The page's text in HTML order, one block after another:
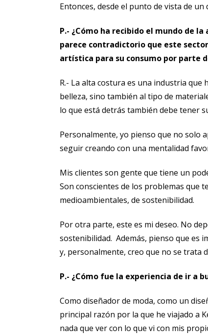
Entonces, desde el punto de vista de
P.- ¿Cómo ha recibido el mundo de
parece contradictorio que este
artística para su consumo por parte
R.- La alta costura es una industria
belleza, sino también al tipo de
lo que está detrás también debe tener
Personalmente, yo pienso que no solo
seguir creando con una mentalidad
Mis clientes son gente que tiene un
Son conscientes de los problemas que
medioambientales, de sostenibilidad.
Por otra parte, este es mi deseo. No
sostenibilidad. Además, pienso que es
y, personalmente, creo que no se trata
P.- ¿Cómo fue la experiencia de ir a
Como diseñador de moda, como un
principal razón por la que he viajado a
nada que ver con lo que vi con mis